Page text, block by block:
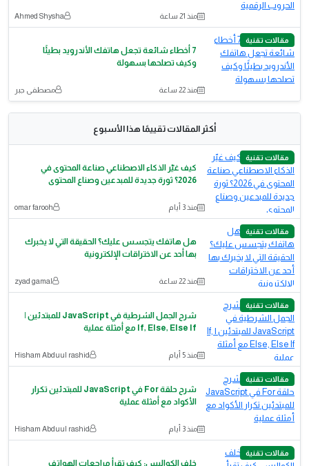
منذ 21 ساعة Ahmed Shysha
مقالات تقنية
7 أخطاء شائعة تجعل هاتفك الأندرويد بطيئًا
وكيف تصلحها بسهولة
منذ 22 ساعة مصطفى جبر
أكثر المقالات تقييمًا هذا الأسبوع
مقالات تقنية
كيف غيّر الذكاء الاصطناعي صناعة المحتوى في
2026؟ ثورة جديدة للمبدعين وصناع المحتوى
منذ 3 أيام omar farooh
مقالات تقنية
هل هاتفك يتجسس عليك؟ الحقيقة التي لا يخبرك
بها أحد عن الاختراقات الإلكترونية
منذ 22 ساعة zyad gamal
مقالات تقنية
شرح الجمل الشرطية في JavaScript للمبتدئين |
If, Else, Else If مع أمثلة عملية
منذ 5 أيام Hisham Abduul rashid
مقالات تقنية
شرح حلقة For في JavaScript للمبتدئين تكرار
الأكواد مع أمثلة عملية
منذ 3 أيام Hisham Abduul rashid
مقالات تقنية
خلف الكواليس: كيف تقرأ مراجعات الهواتف